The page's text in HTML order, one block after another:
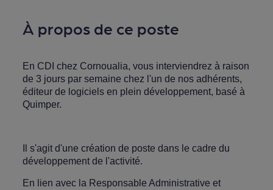
À propos de ce poste
En CDI chez Cornoualia, vous interviendrez à raison
de 3 jours par semaine chez l'un de nos adhérents,
éditeur de logiciels en plein développement, basé à
Quimper.
Il s'agit d'une création de poste dans le cadre du
développement de l'activité.
En lien avec la Responsable Administrative et